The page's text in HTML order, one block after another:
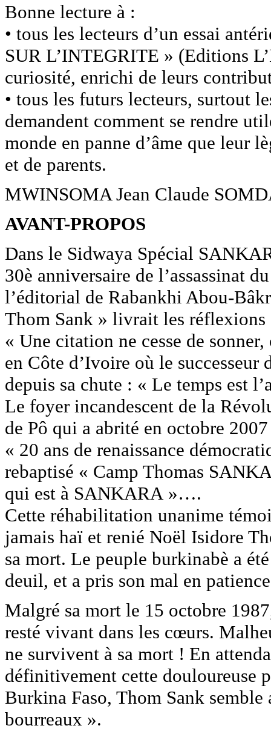
Bonne lecture à :
• tous les lecteurs d’un essai
SUR L’INTEGRITE » (Editions
curiosité, enrichi de leurs
• tous les futurs lecteurs, surtout
demandent comment se rendre
monde en panne d’âme que leur
et de parents.
MWINSOMA Jean Claude
AVANT-PROPOS
Dans le Sidwaya Spécial
30è anniversaire de l’assassinat
l’éditorial de Rabankhi Abou-
Thom Sank » livrait les réflexions
« Une citation ne cesse de
en Côte d’Ivoire où le
depuis sa chute : « Le temps est
Le foyer incandescent de la
de Pô qui a abrité en octobre
« 20 ans de renaissance
rebaptisé « Camp Thomas
qui est à SANKARA »….
Cette réhabilitation unanime
jamais haï et renié Noël Isidore
sa mort. Le peuple burkinabè a
deuil, et a pris son mal en
Malgré sa mort le 15 octobre
resté vivant dans les cœurs.
ne survivent à sa mort ! En
définitivement cette douloureuse
Burkina Faso, Thom Sank
bourreaux ».